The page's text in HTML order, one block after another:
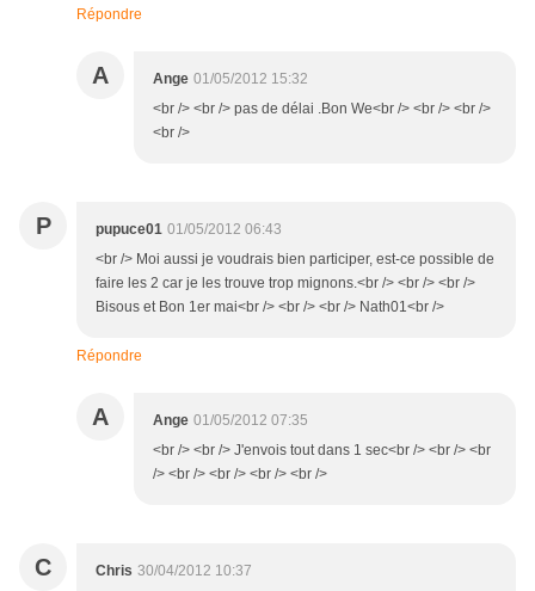
Répondre
A Ange 01/05/2012 15:32
<br /> <br /> pas de délai .Bon We<br /> <br /> <br />
<br />
P pupuce01 01/05/2012 06:43
<br /> Moi aussi je voudrais bien participer, est-ce possible de
faire les 2 car je les trouve trop mignons.<br /> <br /> <br />
Bisous et Bon 1er mai<br /> <br /> <br /> Nath01<br />
Répondre
A Ange 01/05/2012 07:35
<br /> <br /> J'envois tout dans 1 sec<br /> <br /> <br
/> <br /> <br /> <br /> <br />
C Chris 30/04/2012 10:37